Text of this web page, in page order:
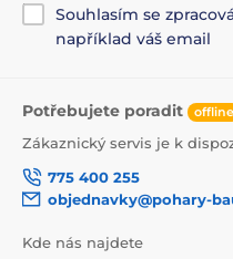
Souhlasím se
například váš email
Potřebujete poradit offline
Zákaznický servis je k
775 400 255
objednavky@pohary-
Kde nás najdete